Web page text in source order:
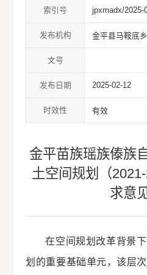
索引号 jpxmadx/2025-
发布机构 金平县马鞍底乡
文号
发布日期 2025-02-12
时效性 有效
金平苗族瑶族傣族
土空间规划（
求意
在空间规划改革背景
划的重要基础单元，该层